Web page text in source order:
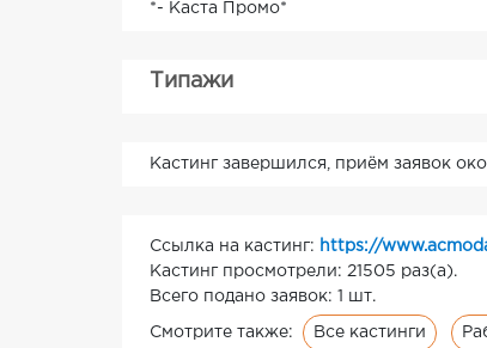
*- Каста Промо*
Типажи
Кастинг завершился, приём заявок
Ссылка на кастинг: https://
Кастинг просмотрели: 21505 раз(а).
Всего подано заявок: 1 шт.
Смотрите также: Все кастинги